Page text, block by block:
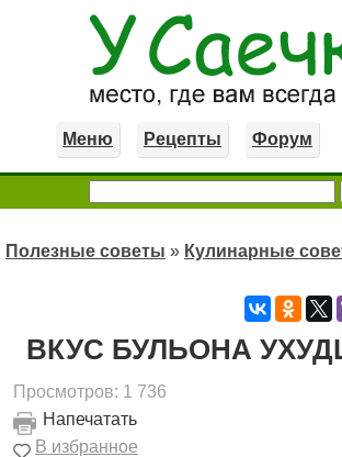
Меню Рецепты Форум
Полезные советы » Кулинарные
ВКУС БУЛЬОНА
Просмотров: 1 736
Напечатать
В избранное